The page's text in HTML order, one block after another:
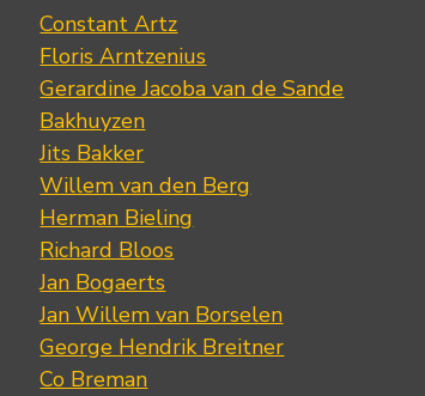
Constant Artz
Floris Arntzenius
Gerardine Jacoba van de Sande
Bakhuyzen
Jits Bakker
Willem van den Berg
Herman Bieling
Richard Bloos
Jan Bogaerts
Jan Willem van Borselen
George Hendrik Breitner
Co Breman